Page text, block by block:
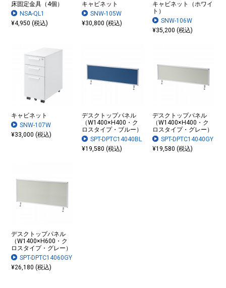
床固定金具（4個）
NSA-QL1
¥4,950 (税込)
キャビネット
SNW-105W
¥30,800 (税込)
キャビネット（ホワイ
ト）
SNW-106W
¥35,200 (税込)
キャビネット
SNW-107W
¥33,000 (税込)
デスクトップパネル
（W1400×H400・ク
ロスタイプ・ブルー）
SPT-DPTC14040BL
¥19,580 (税込)
デスクトップパネル
（W1400×H400・ク
ロスタイプ・グレー）
SPT-DPTC14040GY
¥19,580 (税込)
デスクトップパネル
（W1400×H600・ク
ロスタイプ・グレー）
SPT-DPTC14060GY
¥26,180 (税込)